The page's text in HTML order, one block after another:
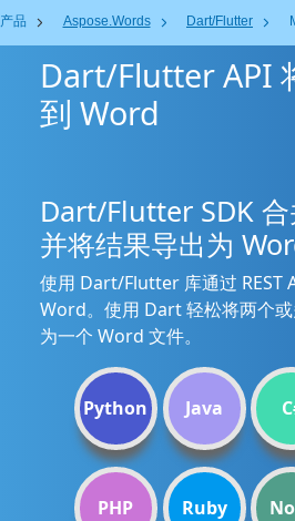
产品 Aspose.Words Dart/Flutter
Dart/Flutter API
到 Word
Dart/Flutter SDK 合
并将结果导出为
使用 Dart/Flutter 库通过 REST
Word。使用 Dart 轻松将两个
为一个 Word 文件。
Python Java
PHP Ruby